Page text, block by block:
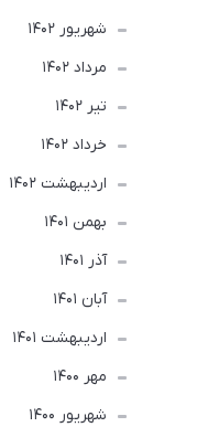
شهریور 1402
مرداد 1402
تير 1402
خرداد 1402
ارديبهشت 1402
بهمن 1401
آذر 1401
آبان 1401
ارديبهشت 1401
مهر 1400
شهریور 1400